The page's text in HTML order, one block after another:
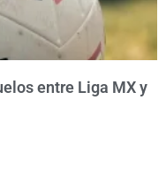
entre Liga MX y